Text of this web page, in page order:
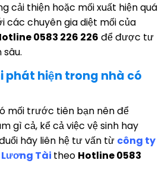
cải thiện hoặc mối xuất hiện quá
các chuyên gia diệt mối của
0583 226 226 để được tư
phát hiện trong nhà có
mối trước tiên bạn nên để
gì cả, kể cả việc vệ sinh hay
hãy liên hệ tư vấn từ công ty
Tài theo Hotline 0583